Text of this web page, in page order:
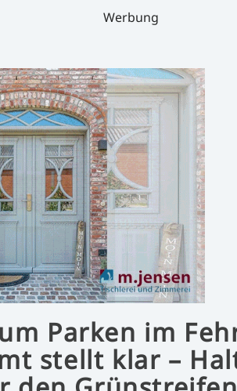
Werbung
Parken im
stellt klar –